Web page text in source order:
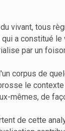
vivant, tous
a constitué
par un
corpus de
le
mêmes, de
de cette